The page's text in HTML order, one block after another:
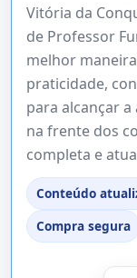
Vitória da
de Professor
melhor
praticidade,
para alcançar a
na frente dos
completa e
Conteúdo
Compra segura